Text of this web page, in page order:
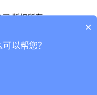
司 版权所有
×
以帮您？